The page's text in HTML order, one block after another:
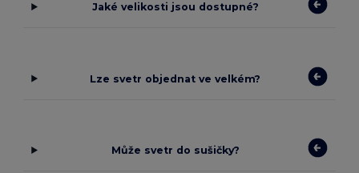
Jaké velikosti jsou dostupné?
Lze svetr objednat ve velkém?
Může svetr do sušičky?